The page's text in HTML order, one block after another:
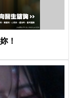
！